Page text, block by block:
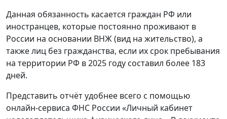
Данная обязанность касается граждан РФ или
иностранцев, которые постоянно проживают в
России на основании ВНЖ (вид на жительство), а
также лиц без гражданства, если их срок пребывания
на территории РФ в 2025 году составил более 183
дней.
Представить отчёт удобнее всего с помощью
онлайн-сервиса ФНС России «Личный кабинет